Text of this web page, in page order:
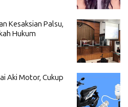
Kesaksian Palsu,
Hukum
Aki Motor, Cukup